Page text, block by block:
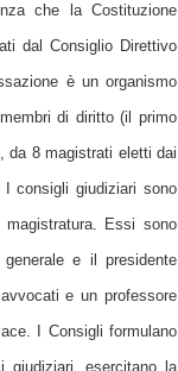
che la Costituzione
dal Consiglio Direttivo
è un organismo
di diritto (il primo
da 8 magistrati eletti dai
I consigli giudiziari sono
magistratura. Essi sono
e il presidente
e un professore
I Consigli formulano
giudiziari, esercitano la